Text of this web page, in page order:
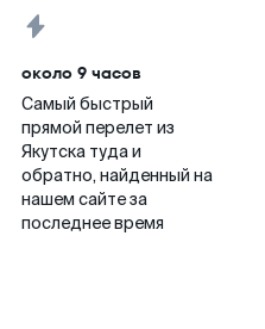
около 9 часов
Самый быстрый
прямой перелет из
Якутска туда и
обратно, найденный на
нашем сайте за
последнее время